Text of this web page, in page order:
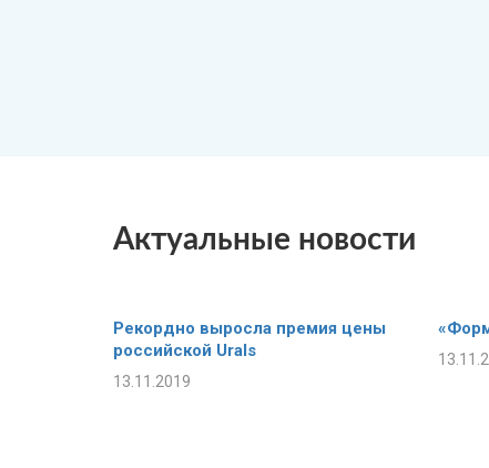
Актуальные новости
Рекордно выросла премия цены
российской Urals
13.11.2019